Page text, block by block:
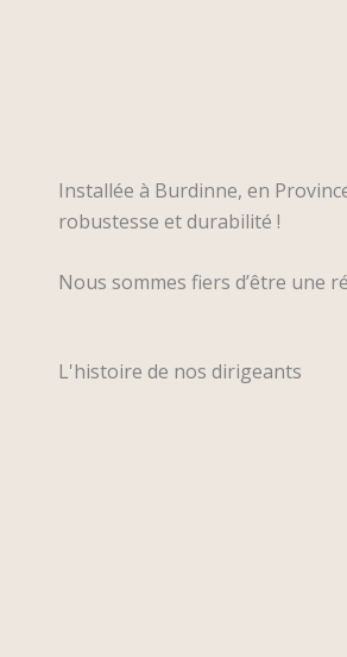
Installée à Burdinne, en
robustesse et durabilité !
Nous sommes fiers d’être une
L'histoire de nos dirigeants